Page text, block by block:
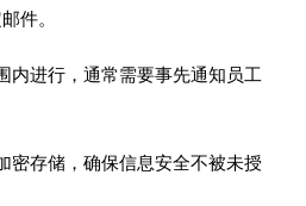
件。
内进行，通常需要事先通知员工
密存储，确保信息安全不被未授